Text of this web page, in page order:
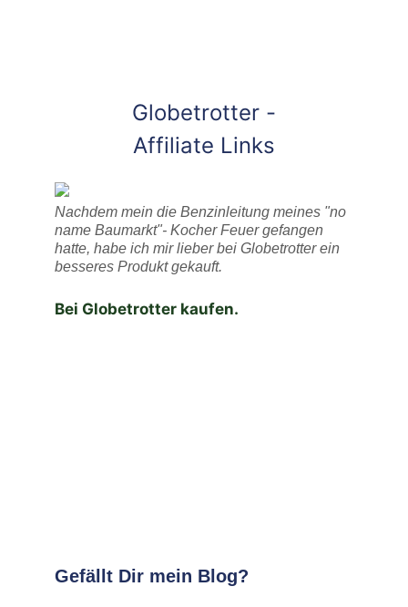
Globetrotter -
Affiliate Links
Nachdem mein die Benzinleitung meines "no
name Baumarkt"- Kocher Feuer gefangen
hatte, habe ich mir lieber bei Globetrotter ein
besseres Produkt gekauft.
Bei Globetrotter kaufen.
Gefällt Dir mein Blog?